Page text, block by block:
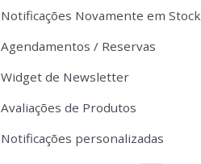
Notificações Novamente em Stock
Agendamentos / Reservas
Widget de Newsletter
Avaliações de Produtos
Notificações personalizadas